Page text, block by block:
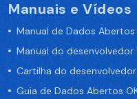
Manuais e Vídeos
Manual de Dados Abertos
Manual do desenvolvedor
Cartilha do
Guia de Dados Abertos